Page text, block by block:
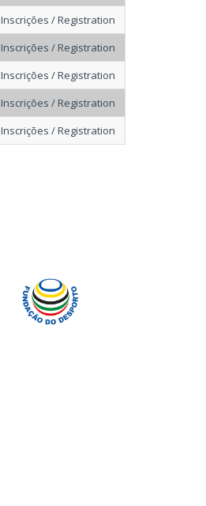
Inscrições / Registration
Inscrições / Registration
Inscrições / Registration
Inscrições / Registration
Inscrições / Registration